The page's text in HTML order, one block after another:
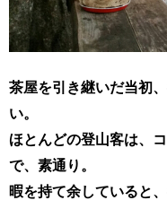
茶屋を引き継いだ当初
い。
ほとんどの登山客は、
で、素通り。
暇を持て余していると